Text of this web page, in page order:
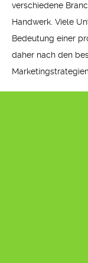
verschiedene
Handwerk. Viele
Bedeutung einer
daher nach den